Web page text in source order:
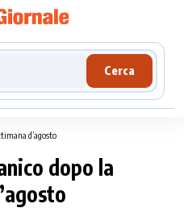
Cerca
d’agosto
dopo la